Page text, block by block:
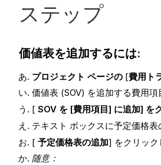
ステップ
価値表を追加するには:
プロジェクト ページの [費用ト
価値表 (SOV) を追加する費用項
[SOV を [費用項目] に追加] を
テキスト ボックスに予定価格表
[予定価格表の追加] をクリック
随意：